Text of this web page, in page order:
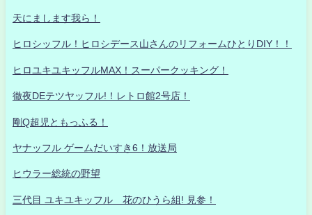
天にまします我ら！
ヒロシッフル！ヒロシデース山さんのリフォームひとりDIY！！
ヒロユキユキッフルMAX！スーパークッキング！
徹夜DEテツヤッフル!！レトロ館2号店！
剛Q超児ともっふる！
ヤナッフル ゲームだいすき6！放送局
ヒウラー総統の野望
三代目 ユキユキッフル 花のひうら組! 見参！